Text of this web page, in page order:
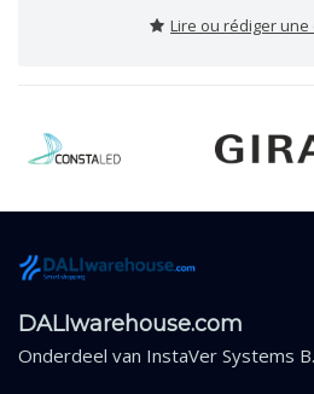
Lire ou rédiger
DALIwarehouse.com
Onderdeel van InstaVer Systems